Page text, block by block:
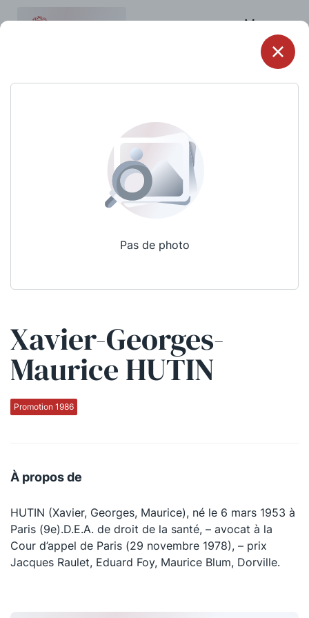
Menu
Pas de photo
Xavier-Georges-
Maurice HUTIN
Promotion 1986
À propos de
HUTIN (Xavier, Georges, Maurice), né le 6 mars 1953 à
Paris (9e).D.E.A. de droit de la santé, – avocat à la
Cour d’appel de Paris (29 novembre 1978), – prix
Jacques Raulet, Eduard Foy, Maurice Blum, Dorville.
Qui sommes-nous ?
La Conférence
La défense pénale
Le Concours de la Conférence
La Conférence Berryer
La Petite Conférence